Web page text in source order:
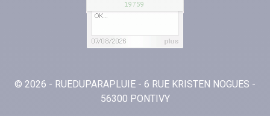
© 2026 - RUEDUPARAPLUIE - 6 RUE KRISTEN NOGUES -
56300 PONTIVY